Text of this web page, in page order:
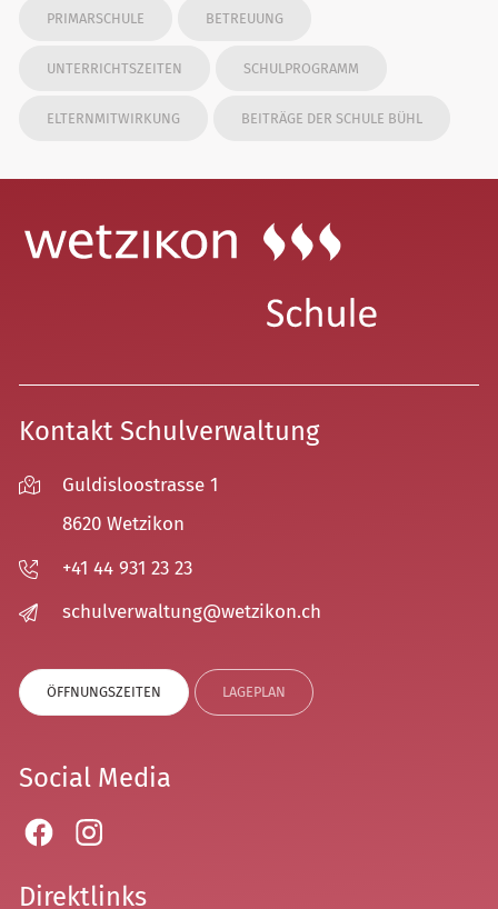
PRIMARSCHULE BETREUUNG
UNTERRICHTSZEITEN SCHULPROGRAMM
ELTERNMITWIRKUNG BEITRÄGE DER SCHULE BÜHL
Kontakt Schulverwaltung
Guldisloostrasse 1
8620 Wetzikon
+41 44 931 23 23
sch lv rw lt ng w tz k n ch
ÖFFNUNGSZEITEN LAGEPLAN
Social Media
Direktlinks